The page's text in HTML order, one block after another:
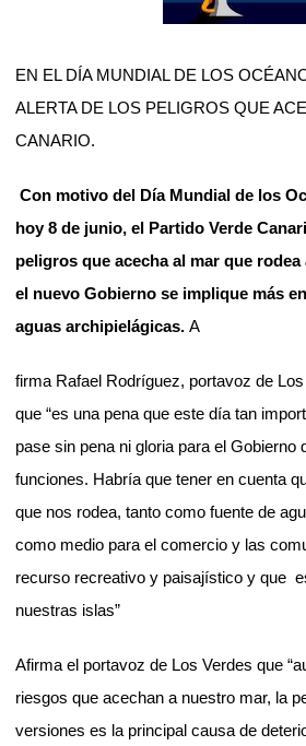
EN EL DÍA MUNDIAL DE LOS
ALERTA DE LOS PELIGROS QUE
CANARIO.
Con motivo del Día Mundial de los
hoy 8 de junio, el Partido Verde
peligros que acecha al mar que
el nuevo Gobierno se implique más
aguas archipielágicas. A
firma Rafael Rodríguez, portavoz de
que “es una pena que este día tan
pase sin pena ni gloria para el Gobierno
funciones. Habría que tener en cuenta
que nos rodea, tanto como fuente de
como medio para el comercio y las
recurso recreativo y paisajístico y que
nuestras islas”
Afirma el portavoz de Los Verdes que
riesgos que acechan a nuestro mar, la
versiones es la principal causa de